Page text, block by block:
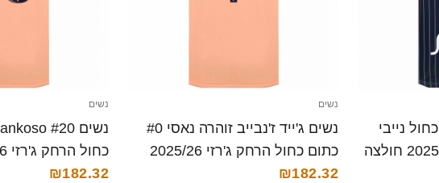
נשים מת'יו גורז'לן #1 כחול נייבי
תכלת ג'רזי ביתית 2025/26 חולצה
נשים
נשים ג'ייד ז'נבייב זוהרה נאסי #0
כתום כחול הרחק ג'רזי 2025/26
חולצה קצרה
₪182.32
נשים
קצרה
₪182.32